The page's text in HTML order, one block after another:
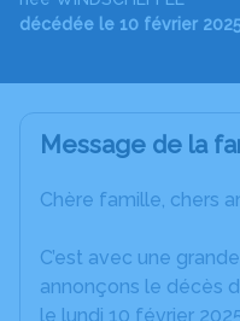
décédée le 10 février
Message de la
Chère famille, chers
C’est avec une
annonçons le décès
le lundi 10 février